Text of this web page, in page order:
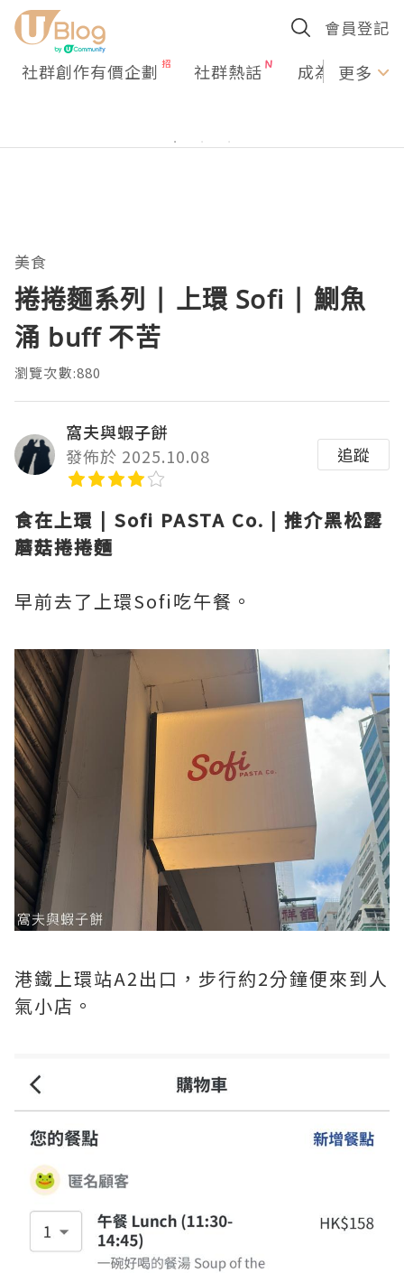
會員登記
社群創作有價企劃 社群熱話 成為U更多
美食
捲捲麵系列 | 上環 Sofi | 鰂魚
涌 buff 不苦
瀏覽次數:880
窩夫與蝦子餅
發佈於 2025.10.08
追蹤
食在上環 | Sofi PASTA Co. | 推介黑松露
蘑菇捲捲麵
早前去了上環Sofi吃午餐。
港鐵上環站A2出口，步行約2分鐘便來到人
氣小店。